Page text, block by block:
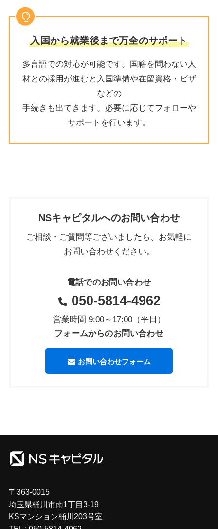
入国から就業後まで万全のサポート
多言語での対応が可能です。国籍を問わない人
材との採用が進むと入国準備や在留資格・ビザ
などの
手続きも出てきます。必要に応じてフォローや
サポートを行います。
NSキャピタルへのお問い合わせ
ご相談・ご質問等ございましたら、お気軽に
お問い合わせください。
電話でのお問い合わせ
050-5814-4962
営業時間 9:00～17:00（平日）
フォームからのお問い合わせ
お問い合わせフォーム
〒363-0015
埼玉県桶川市南1丁目3-19
KSマンション桶川203号室